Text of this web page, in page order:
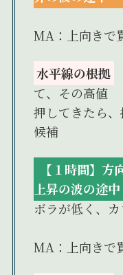
MA：上向きで
水平線の根拠
て、その高値
押してきたら
候補
【１時間】
上昇の波の途中
ボラが低く、
MA：上向きで